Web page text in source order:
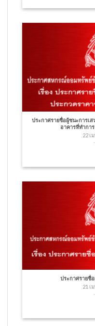
ประกาศรายชื่อผู้ชนะการเส
อาคารที่ทำกา
22 เ
ประกาศรายชื่
21 เ